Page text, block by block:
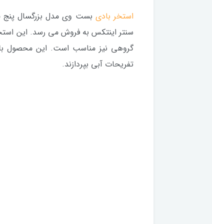
استخر بادی بست وی مدل بزرگسال پنج
سنتر اینتکس به فروش می رسد. این
گروهی نیز مناسب است. این محصول با
تفریحات آبی بپردازند.